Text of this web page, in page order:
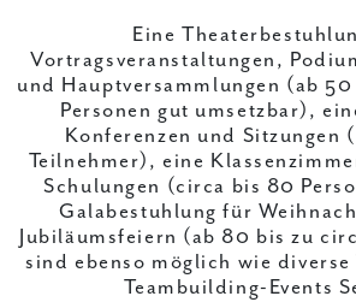
Eine
Vortragsveranstaltungen,
und Hauptversammlungen (ab
Personen gut umsetzbar),
Konferenzen und Sitzungen
Teilnehmer), eine
Schulungen (circa bis 80
Galabestuhlung für
Jubiläumsfeiern (ab 80 bis zu
sind ebenso möglich wie diverse
Teambuilding-Events